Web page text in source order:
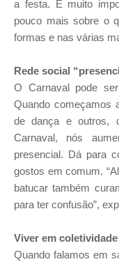
a festa. É muito
pouco mais sobre o
formas e nas várias
Rede social
O Carnaval pode
Quando começamos
de dança e outros,
Carnaval, nós
presencial. Dá para
gostos em comum.
batucar também
para ter confusão”,
Viver em
Quando falamos em